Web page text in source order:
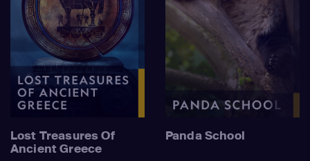
Lost Treasures Of
Ancient Greece
Panda School